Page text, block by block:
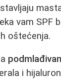
vam SPF
oštećenja.
i